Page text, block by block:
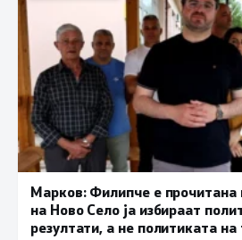
Марков: Филипче е прочитана
на Ново Село ја избираат
резултати, а не политиката на